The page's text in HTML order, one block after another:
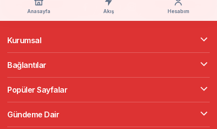
Anasayfa Akış Hesabım
Kurumsal
Bağlantılar
Popüler Sayfalar
Gündeme Dair